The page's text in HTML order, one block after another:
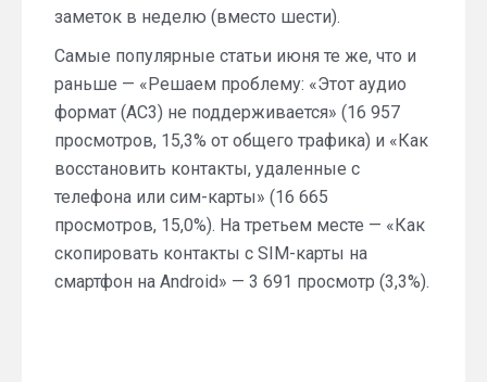
заметок в неделю (вместо шести).
Самые популярные статьи июня те же, что и
раньше — «Решаем проблему: «Этот аудио
формат (AC3) не поддерживается» (16 957
просмотров, 15,3% от общего трафика) и «Как
восстановить контакты, удаленные с
телефона или сим-карты» (16 665
просмотров, 15,0%). На третьем месте — «Как
скопировать контакты с SIM-карты на
смартфон на Android» — 3 691 просмотр (3,3%).